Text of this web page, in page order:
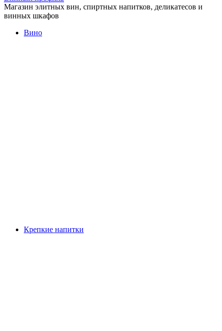
Магазин элитных вин, спиртных напитков, деликатесов и
винных шкафов
Вино
Крепкие напитки